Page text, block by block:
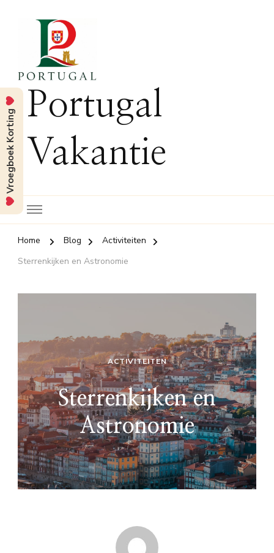
Portugal
Vakantie
Home Blog
Activiteiten
Sterrenkijken en Astronomie
ACTIVITEITEN
Sterrenkijken en
Astronomie
Vroegboek Korting